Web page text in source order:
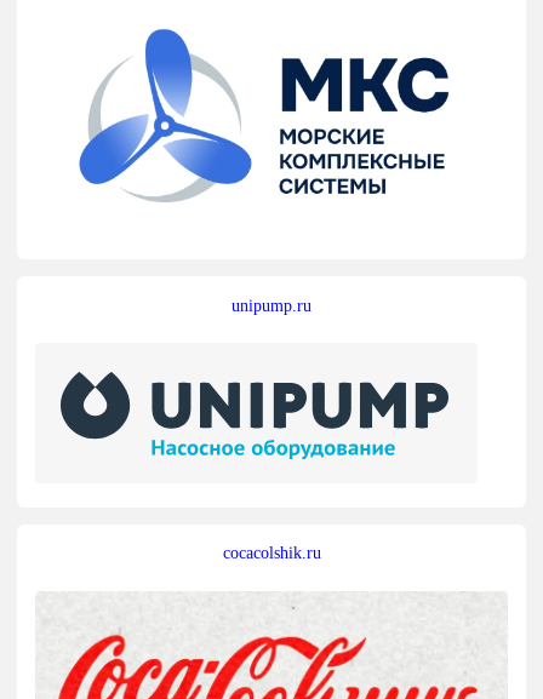
unipump.ru
cocacolshik.ru